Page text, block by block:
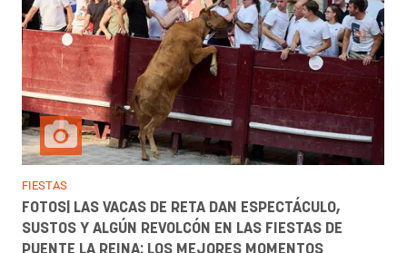
FIESTAS
FOTOS| LAS VACAS DE RETA DAN ESPECTÁCULO,
SUSTOS Y ALGÚN REVOLCÓN EN LAS FIESTAS DE
PUENTE LA REINA: LOS MEJORES MOMENTOS